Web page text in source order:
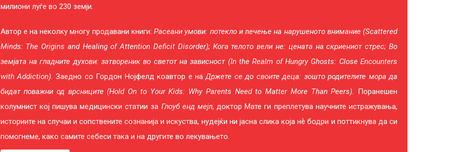
милиони луѓе во 230 земји.
Автор е на неколку многу продавани книги:Расеани умови: потекло илечење на нарушеното внимание (Scattered
Minds: The Origins and Healing of Attention Deficit Disorder); Кога телото вели не: цената на скриениот стрес; Во
земјата на гладните духови: затвореник во светот на зависност (In the Realm of Hungry Ghosts: Close Encounters
with Addiction).Заедно со Гордон Нојфелд коавтор е наДржете се до своите деца: зошто родителите мора да
бидат поважни од врсниците (Hold On to Your Kids: Why Parents Need to Matter More Than Peers). Поранешен
колумнист кој пишува медицински статии за Глоуб енд мејл, доктор Мате ги преплетува научните истражувања,
историите на случаи и сопствените сознанија и искуства, нудејќи ни јасна слика која нѐ бодри и поттикнува да си
помогнеме, како самите себеси така и на другите во лекувањето.